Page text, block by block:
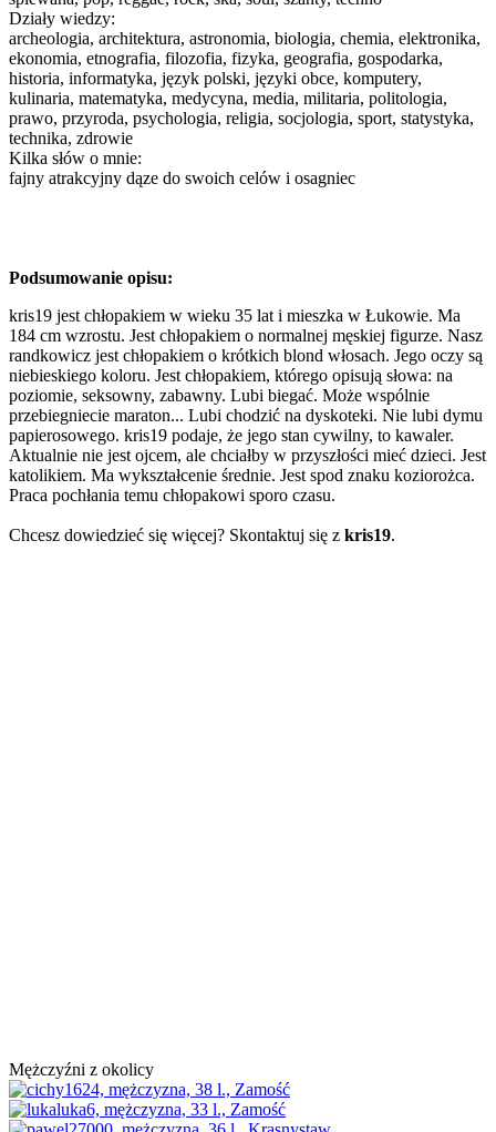
Działy wiedzy:
archeologia, architektura, astronomia, biologia, chemia, elektronika,
ekonomia, etnografia, filozofia, fizyka, geografia, gospodarka,
historia, informatyka, język polski, języki obce, komputery,
kulinaria, matematyka, medycyna, media, militaria, politologia,
prawo, przyroda, psychologia, religia, socjologia, sport, statystyka,
technika, zdrowie
Kilka słów o mnie:
fajny atrakcyjny dąze do swoich celów i osagniec
Podsumowanie opisu:
kris19 jest chłopakiem w wieku 35 lat i mieszka w Łukowie. Ma
184 cm wzrostu. Jest chłopakiem o normalnej męskiej figurze. Nasz
randkowicz jest chłopakiem o krótkich blond włosach. Jego oczy są
niebieskiego koloru. Jest chłopakiem, którego opisują słowa: na
poziomie, seksowny, zabawny. Lubi biegać. Może wspólnie
przebiegniecie maraton... Lubi chodzić na dyskoteki. Nie lubi dymu
papierosowego. kris19 podaje, że jego stan cywilny, to kawaler.
Aktualnie nie jest ojcem, ale chciałby w przyszłości mieć dzieci. Jest
katolikiem. Ma wykształcenie średnie. Jest spod znaku koziorożca.
Praca pochłania temu chłopakowi sporo czasu.
Chcesz dowiedzieć się więcej? Skontaktuj się z kris19.
Mężczyźni z okolicy